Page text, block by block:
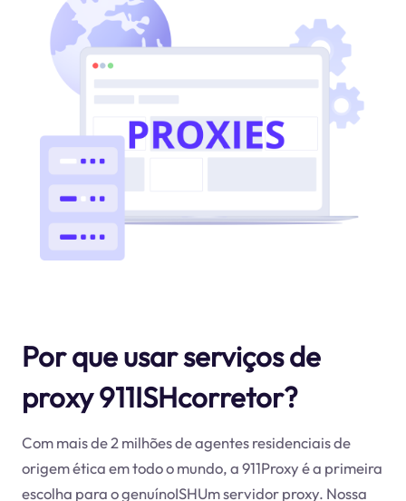
Por que usar serviços de
proxy 911ISHcorretor?
Com mais de 2 milhões de agentes residenciais de
origem ética em todo o mundo, a 911Proxy é a primeira
escolha para o genuínoISHUm servidor proxy. Nossa